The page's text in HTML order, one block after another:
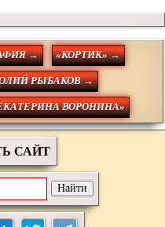
→ «КОРТИК» →
РЫБАКОВ →
ВОРОНИНА»
САЙТ